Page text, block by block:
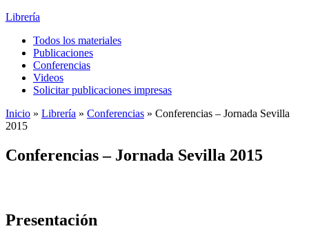
Librería
Todos los materiales
Publicaciones
Conferencias
Videos
Solicitar publicaciones impresas
Inicio » Librería » Conferencias » Conferencias – Jornada Sevilla
2015
Conferencias – Jornada Sevilla 2015
Presentación